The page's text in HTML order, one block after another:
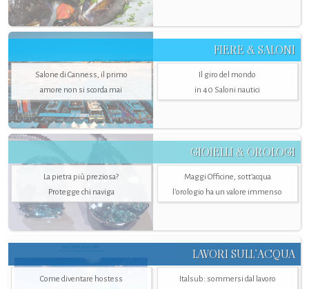
FIERE & SALONI
Salone di Canness, il primo
amore non si scorda mai
Il giro del mondo
in 40 Saloni nautici
GIOIELLI & OROLOGI
La pietra più preziosa?
Protegge chi naviga
Maggi Officine, sott’acqua
l'orologio ha un valore immenso
LAVORI SULL’ACQUA
Come diventare hostess
Italsub: sommersi dal lavoro